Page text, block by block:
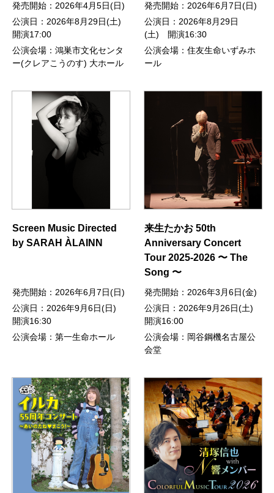
発売開始：2026年4月5日(日)
公演日：2026年8月29日(土)
開演17:00
公演会場：鴻巣市文化センタ
ー(クレアこうのす) 大ホール
発売開始：2026年6月7日(日)
公演日：2026年8月29日
(土) 開演16:30
公演会場：住友生命いずみホ
ール
Screen Music Directed
by SARAH ÀLAINN
発売開始：2026年6月7日(日)
公演日：2026年9月6日(日)
開演16:30
公演会場：第一生命ホール
来生たかお 50th
Anniversary Concert
Tour 2025-2026 〜 The
Song 〜
発売開始：2026年3月6日(金)
公演日：2026年9月26日(土)
開演16:00
公演会場：岡谷鋼機名古屋公
会堂